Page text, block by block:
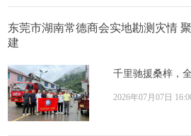
东莞市湖南常德商会实地勘测灾情
建
千里驰援桑梓，
2026年07月07日